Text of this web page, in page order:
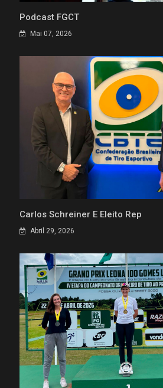
Podcast FGCT
Mai 07, 2026
Carlos Schreiner É Eleito Rep
Abril 29, 2026